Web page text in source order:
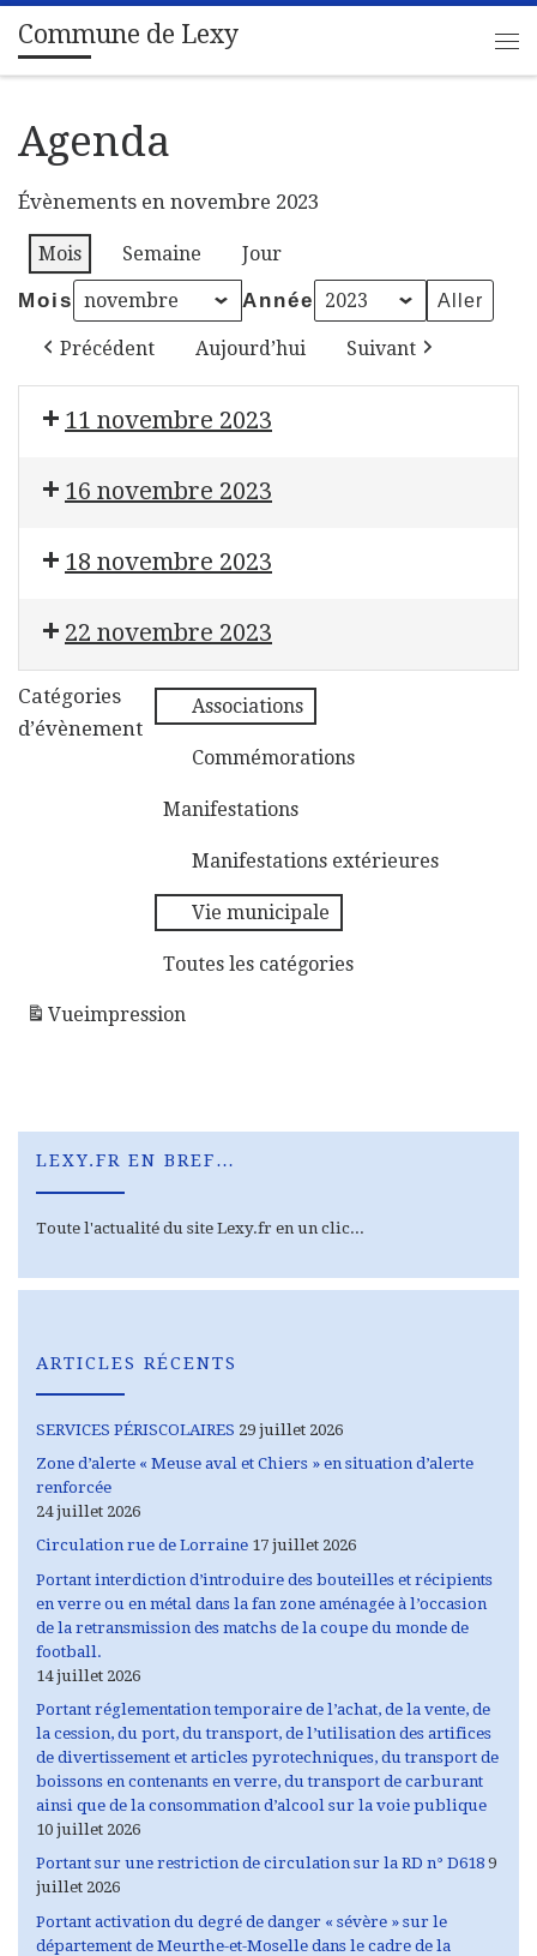
Passer au contenu
Commune de Lexy
Agenda
Évènements en novembre 2023
Mois Semaine Jour
Mois Année
Précédent Aujourd’hui Suivant
11 novembre 2023
16 novembre 2023
18 novembre 2023
22 novembre 2023
Catégories
d’évènement
Associations
Commémorations
Manifestations
Manifestations extérieures
Vie municipale
Toutes les catégories
Vueimpression
LEXY.FR EN BREF…
Toute l'actualité du site Lexy.fr en un clic...
ARTICLES RÉCENTS
SERVICES PÉRISCOLAIRES 29 juillet 2026
Zone d’alerte « Meuse aval et Chiers » en situation d’alerte
renforcée
24 juillet 2026
Circulation rue de Lorraine 17 juillet 2026
Portant interdiction d’introduire des bouteilles et récipients
en verre ou en métal dans la fan zone aménagée à l’occasion
de la retransmission des matchs de la coupe du monde de
football.
14 juillet 2026
Portant réglementation temporaire de l’achat, de la vente, de
la cession, du port, du transport, de l’utilisation des artifices
de divertissement et articles pyrotechniques, du transport de
boissons en contenants en verre, du transport de carburant
ainsi que de la consommation d’alcool sur la voie publique
10 juillet 2026
Portant sur une restriction de circulation sur la RD n° D618 9
juillet 2026
Portant activation du degré de danger « sévère » sur le
département de Meurthe-et-Moselle dans le cadre de la